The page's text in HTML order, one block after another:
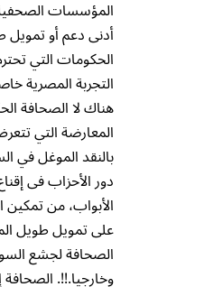
المؤسسات
أدنى دعم أو
الحكومات التي
التجربة المصرية
هناك لا الصحافة
المعارضة التي
بالنقد الموغل في
دور الأحزاب فى
الأبواب، من
على تمويل طويل
الصحافة لجشع
وخارجيا.!!.